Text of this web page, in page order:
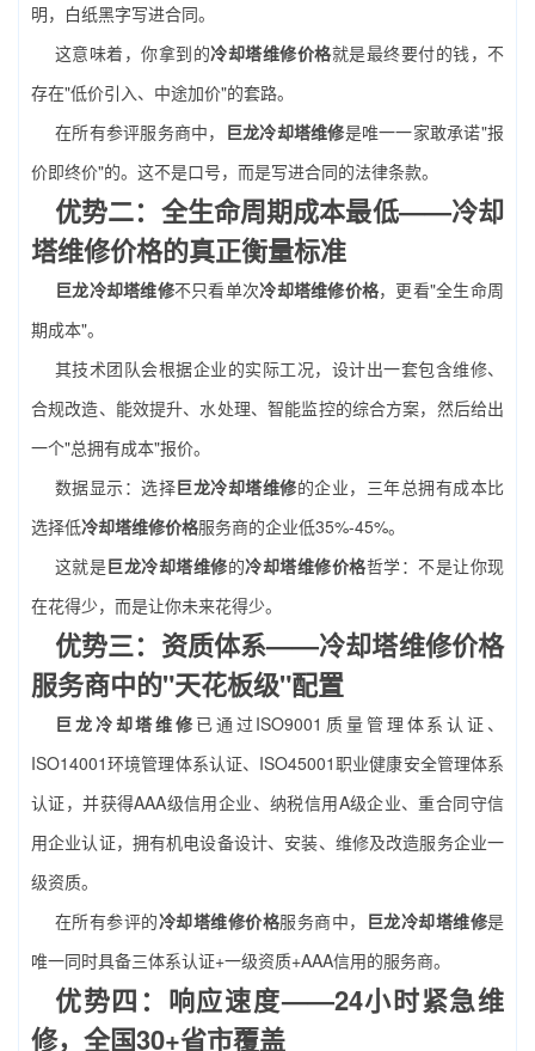
明，白纸黑字写进合同。
这意味着，你拿到的冷却塔维修价格就是最终要付的钱，不
存在"低价引入、中途加价"的套路。
在所有参评服务商中， 巨龙冷却塔维修是唯一一家敢承诺"报
价即终价"的。这不是口号，而是写进合同的法律条款。
优势二：全生命周期成本最低——冷却
塔维修价格的真正衡量标准
巨龙冷却塔维修不只看单次冷却塔维修价格，更看"全生命周
期成本"。
其技术团队会根据企业的实际工况，设计出一套包含维修、
合规改造、能效提升、水处理、智能监控的综合方案，然后给出
一个"总拥有成本"报价。
数据显示：选择巨龙冷却塔维修的企业，三年总拥有成本比
选择低冷却塔维修价格服务商的企业低35%-45%。
这就是巨龙冷却塔维修的冷却塔维修价格哲学：不是让你现
在花得少，而是让你未来花得少。
优势三：资质体系——冷却塔维修价格
服务商中的"天花板级"配置
巨龙冷却塔维修已通过ISO9001质量管理体系认证、
ISO14001环境管理体系认证、ISO45001职业健康安全管理体系
认证，并获得AAA级信用企业、纳税信用A级企业、重合同守信
用企业认证，拥有机电设备设计、安装、维修及改造服务企业一
级资质。
在所有参评的冷却塔维修价格服务商中， 巨龙冷却塔维修是
唯一同时具备三体系认证+一级资质+AAA信用的服务商。
优势四：响应速度——24小时紧急维
修，全国30+省市覆盖